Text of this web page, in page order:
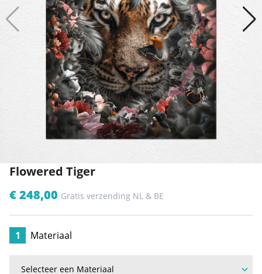
Flowered Tiger
€ 248,00 Gratis verzending NL & BE
1 Materiaal